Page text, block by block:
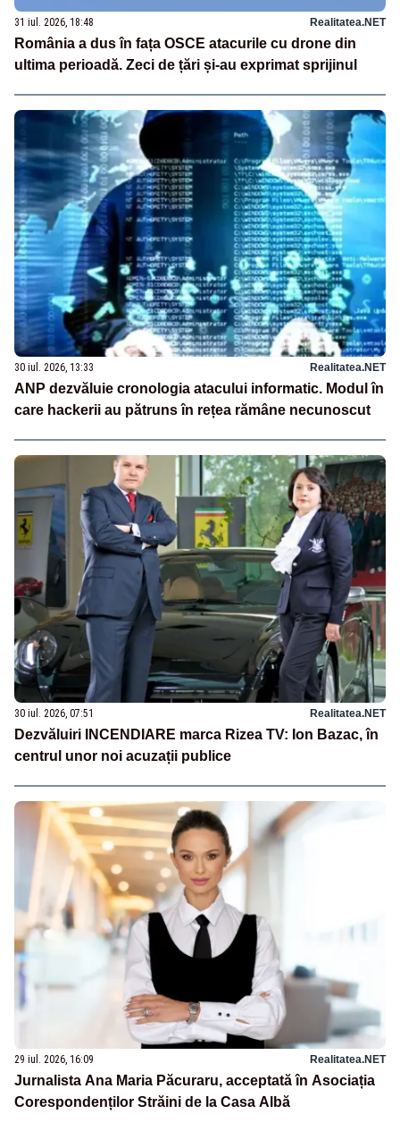
31 iul. 2026, 18:48 Realitatea.NET
România a dus în fața OSCE atacurile cu drone din
ultima perioadă. Zeci de țări și-au exprimat sprijinul
30 iul. 2026, 13:33 Realitatea.NET
ANP dezvăluie cronologia atacului informatic. Modul în
care hackerii au pătruns în rețea rămâne necunoscut
30 iul. 2026, 07:51 Realitatea.NET
Dezvăluiri INCENDIARE marca Rizea TV: Ion Bazac, în
centrul unor noi acuzații publice
29 iul. 2026, 16:09 Realitatea.NET
Jurnalista Ana Maria Păcuraru, acceptată în Asociația
Corespondenților Străini de la Casa Albă